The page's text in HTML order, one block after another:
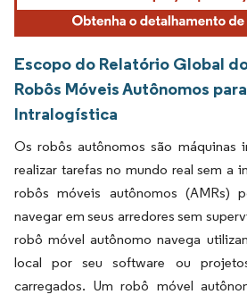
Escopo do Relatório Global
Robôs Móveis Autônomos
Intralogística
Os robôs autônomos são máquinas
realizar tarefas no mundo real sem a
robôs móveis autônomos (AMRs)
navegar em seus arredores sem
robô móvel autônomo navega
local por seu software ou
carregados. Um robô móvel